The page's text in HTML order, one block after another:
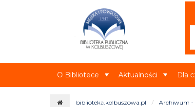
Miejska i Powiatowa Biblioteka
O Bibliotece Aktualności Dla
biblioteka.kolbuszowa.pl Archiwum -